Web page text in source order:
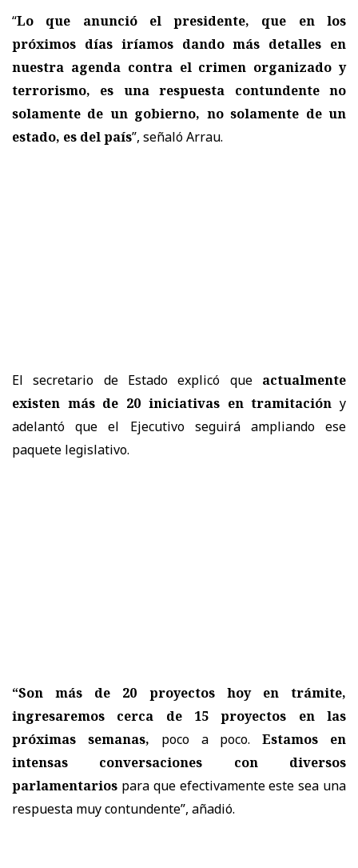
“Lo que anunció el presidente, que en los
próximos días iríamos dando más detalles en
nuestra agenda contra el crimen organizado y
terrorismo, es una respuesta contundente no
solamente de un gobierno, no solamente de un
estado, es del país”, señaló Arrau.
El secretario de Estado explicó que actualmente
existen más de 20 iniciativas en tramitación y
adelantó que el Ejecutivo seguirá ampliando ese
paquete legislativo.
“Son más de 20 proyectos hoy en trámite,
ingresaremos cerca de 15 proyectos en las
próximas semanas, poco a poco.Estamos en
intensas conversaciones con diversos
parlamentarios para que efectivamente este sea una
respuesta muy contundente”, añadió.